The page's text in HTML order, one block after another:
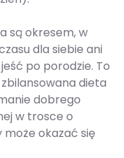
są okresem, w
dla siebie ani
po porodzie. To
dieta
dobrego
w trosce o
okazać się